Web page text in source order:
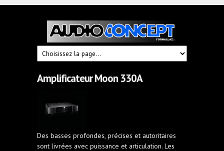
Audioconcept
Fornallaz
Amplificateur Moon 330A
Des basses profondes, précises et autoritaires
sont livrées avec puissance et articulation. Les